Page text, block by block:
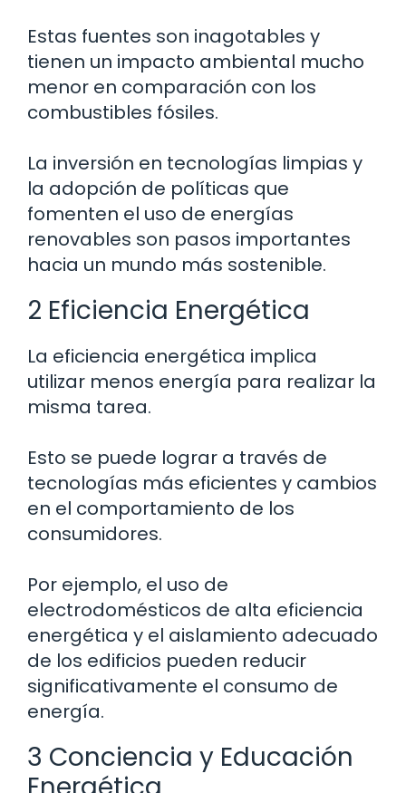
Estas fuentes son inagotables y
tienen un impacto ambiental mucho
menor en comparación con los
combustibles fósiles.
La inversión en tecnologías limpias y
la adopción de políticas que
fomenten el uso de energías
renovables son pasos importantes
hacia un mundo más sostenible.
2 Eficiencia Energética
La eficiencia energética implica
utilizar menos energía para realizar la
misma tarea.
Esto se puede lograr a través de
tecnologías más eficientes y cambios
en el comportamiento de los
consumidores.
Por ejemplo, el uso de
electrodomésticos de alta eficiencia
energética y el aislamiento adecuado
de los edificios pueden reducir
significativamente el consumo de
energía.
3 Conciencia y Educación